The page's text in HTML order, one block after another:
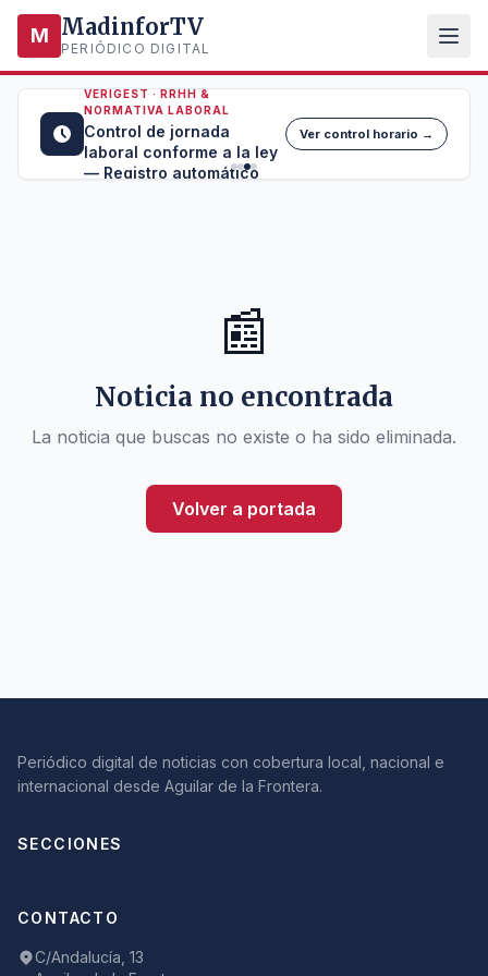
M MadinforTV
PERIÓDICO DIGITAL
VERIGEST · RRHH &
NORMATIVA LABORAL
Control de jornada
laboral conforme a la ley
— Registro automático
Ver control horario →
📰
Noticia no encontrada
La noticia que buscas no existe o ha sido eliminada.
Volver a portada
Periódico digital de noticias con cobertura local, nacional e
internacional desde Aguilar de la Frontera.
SECCIONES
CONTACTO
C/Andalucía, 13